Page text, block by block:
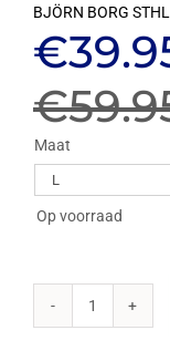
BJÖRN BORG
€
€
is:
Maat
Op voorraad
BJÖRN